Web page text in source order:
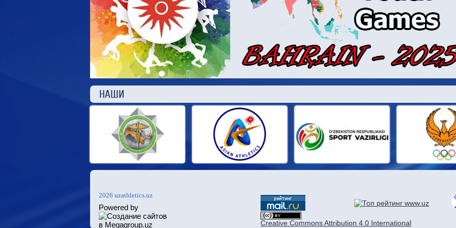
НАШИ
2026 uzathletics.uz
Powered by
Creative Commons Attribution 4.0 International